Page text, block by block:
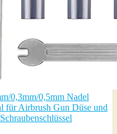
0,3mm/0,5mm Nadel
für Airbrush Gun Düse und